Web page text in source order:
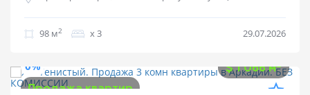
98 м2 х 3 29.07.2026
0%
$1 066 м2
Продажа квартир